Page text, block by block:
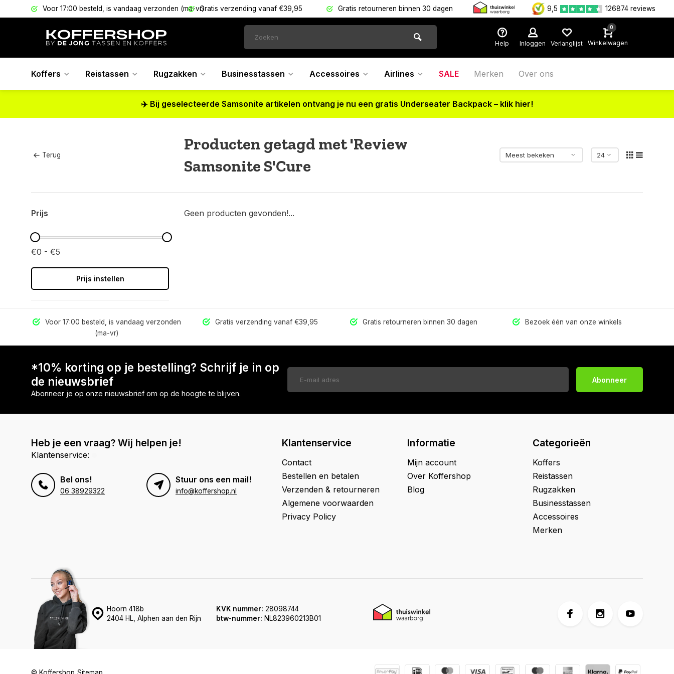
Voor 17:00 besteld, is vandaag verzonden (ma-vr)Gratis verzending vanaf €39,95 Gratis retourneren binnen 30 dagen 9,5 126874 reviews
Help Inloggen Verlanglijst
0
Winkelwagen
Koffers Reistassen Rugzakken Businesstassen Accessoires Airlines SALE Merken Over ons
✈️ Bij geselecteerde Samsonite artikelen ontvang je nu een gratis Underseater Backpack – klik hier!
Terug
Producten getagd met 'Review
Samsonite S'Cure
Prijs
€0 - €5
Prijs instellen
Geen producten gevonden!...
Voor 17:00 besteld, is vandaag verzonden
(ma-vr)
Gratis verzending vanaf €39,95 Gratis retourneren binnen 30 dagen Bezoek één van onze winkels
*10% korting op je bestelling? Schrijf je in op
de nieuwsbrief
Abonneer je op onze nieuwsbrief om op de hoogte te blijven.
Abonneer
Heb je een vraag? Wij helpen je!
Klantenservice:
Bel ons!
06 38929322
Stuur ons een mail!
info@koffershop.nl
Klantenservice
Contact
Bestellen en betalen
Verzenden & retourneren
Algemene voorwaarden
Privacy Policy
Informatie
Mijn account
Over Koffershop
Blog
Categorieën
Koffers
Reistassen
Rugzakken
Businesstassen
Accessoires
Merken
Hoorn 418b
2404 HL, Alphen aan den Rijn
KVK nummer: 28098744
btw-nummer: NL823960213B01